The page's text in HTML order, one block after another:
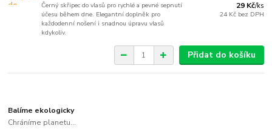
Černý skřipec do vlasů pro rychlé a pevné sepnutí
účesu během dne. Elegantní doplněk pro
každodenní nošení i snadnou úpravu vlasů
kdykoliv.
29 Kč/ks
24 Kč bez DPH
Přidat do košíku
Balíme ekologicky
Chráníme planetu...